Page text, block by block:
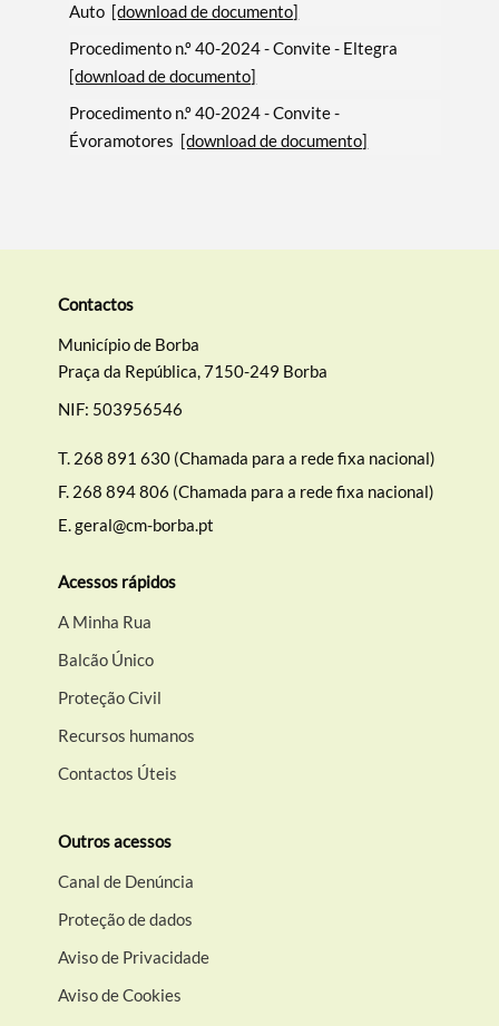
Auto [download de documento]
Procedimento n.º 40-2024 - Convite - Eltegra
[download de documento]
Procedimento n.º 40-2024 - Convite -
Évoramotores [download de documento]
Contactos
Município de Borba
Praça da República, 7150-249 Borba
NIF: 503956546
T. 268 891 630 (Chamada para a rede fixa nacional)
F. 268 894 806 (Chamada para a rede fixa nacional)
E.geral@cm-borba.pt
Acessos rápidos
A Minha Rua
Balcão Único
Proteção Civil
Recursos humanos
Contactos Úteis
Outros acessos
Canal de Denúncia
Proteção de dados
Aviso de Privacidade
Aviso de Cookies